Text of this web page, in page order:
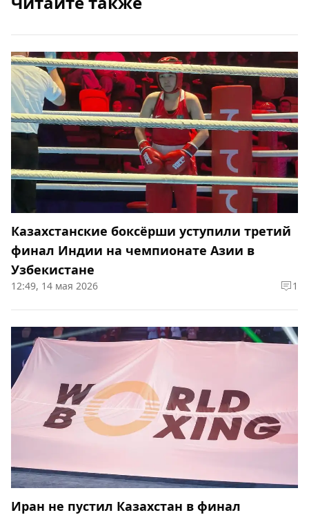
Казахстанские боксёрши уступили третий
финал Индии на чемпионате Азии в
Узбекистане
12:49, 14 мая 2026 1
Иран не пустил Казахстан в финал